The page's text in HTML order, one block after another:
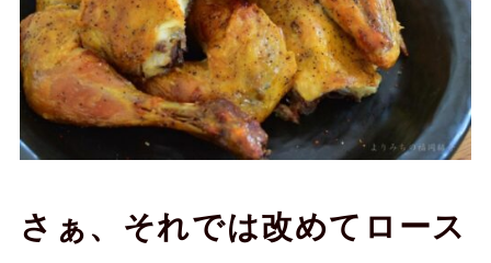
さぁ、それでは改めてロース